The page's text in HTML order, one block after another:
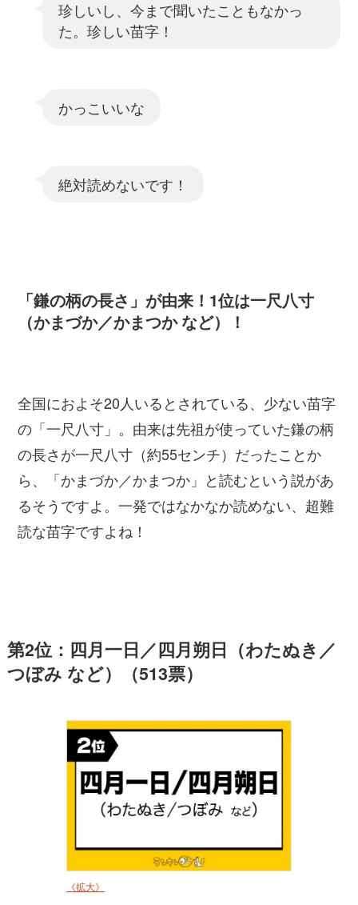
珍しいし、今まで聞いたこともなかっ
た。珍しい苗字！
かっこいいな
絶対読めないです！
「鎌の柄の長さ」が由来！1位は一尺八寸
（かまづか／かまつか など）！
全国におよそ20人いるとされている、少ない苗字
の「一尺八寸」。由来は先祖が使っていた鎌の柄
の長さが一尺八寸（約55センチ）だったことか
ら、「かまづか／かまつか」と読むという説があ
るそうですよ。一発ではなかなか読めない、超難
読な苗字ですよね！
第2位：四月一日／四月朔日（わたぬき／
つぼみ など）（513票）
《拡大》